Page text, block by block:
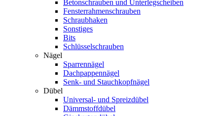
Betonschrauben und Unterlegscheiben
Fensterrahmenschrauben
Schraubhaken
Sonstiges
Bits
Schlüsselschrauben
Nägel
Sparrennägel
Dachpappennägel
Senk- und Stauchkopfnägel
Dübel
Universal- und Spreizdübel
Dämmstoffdübel